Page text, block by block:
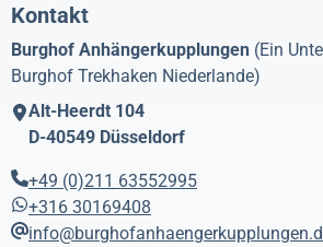
Kontakt
Burghof Anhängerkupplungen (Ein
Burghof Trekhaken Niederlande)
Alt-Heerdt 104
D-40549 Düsseldorf
+49 (0)211 63552995
+316 30169408